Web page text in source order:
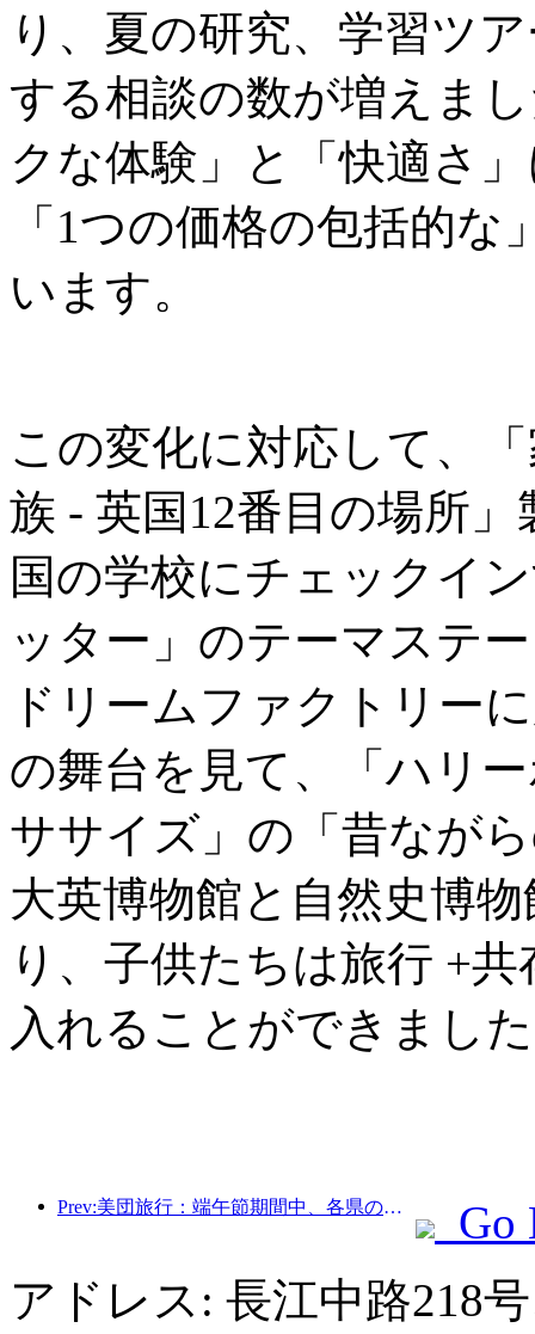
り、夏の研究、学習ツ
する相談の数が増えま
クな体験」と「快適さ
「1つの価格の包括的
います。
この変化に対応して、
族 - 英国12番目の場所
国の学校にチェックイ
ッター」のテーマステ
ドリームファクトリー
の舞台を見て、「ハリ
ササイズ」の「昔なが
大英博物館と自然史博
り、子供たちは旅行 +
入れることができまし
Prev:美団旅行：端午節期間中、各県の高級ホテルの予約が殺到、子供連れの家族が主力に
Go
アドレス: 長江中路218